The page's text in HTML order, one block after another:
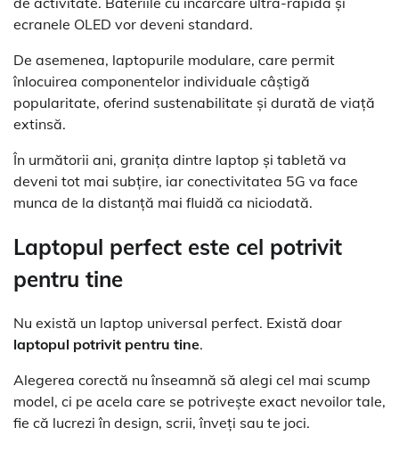
ecranele OLED vor deveni standard.
De asemenea, laptopurile modulare, care permit
înlocuirea componentelor individuale câștigă
popularitate, oferind sustenabilitate și durată de viață
extinsă.
În următorii ani, granița dintre laptop și tabletă va
deveni tot mai subțire, iar conectivitatea 5G va face
munca de la distanță mai fluidă ca niciodată.
Laptopul perfect este cel potrivit
pentru tine
Nu există un laptop universal perfect. Există doar
laptopul potrivit pentru tine.
Alegerea corectă nu înseamnă să alegi cel mai scump
model, ci pe acela care se potrivește exact nevoilor tale,
fie că lucrezi în design, scrii, înveți sau te joci.